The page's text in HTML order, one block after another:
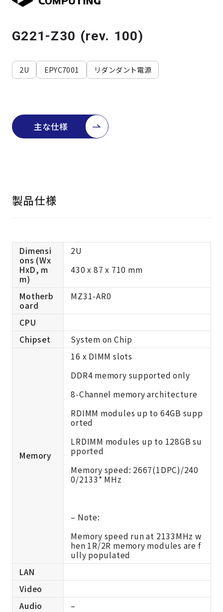
よくある質問
採用情報
G221-Z30 (rev. 100)
2U EPYC7001 リダンダント電源
主な仕様
製品仕様
Dimensi
ons (Wx
HxD, m
m)
2U
430 x 87 x 710 mm
Motherb
oard
MZ31-AR0
CPU
Chipset
System on Chip
Memory
16 x DIMM slots
DDR4 memory supported only
8-Channel memory architecture
RDIMM modules up to 64GB supp
orted
LRDIMM modules up to 128GB su
pported
Memory speed: 2667(1DPC)/240
0/2133* MHz
– Note:
Memory speed run at 2133MHz w
hen 1R/2R memory modules are f
ully populated
LAN
Video
Audio
–